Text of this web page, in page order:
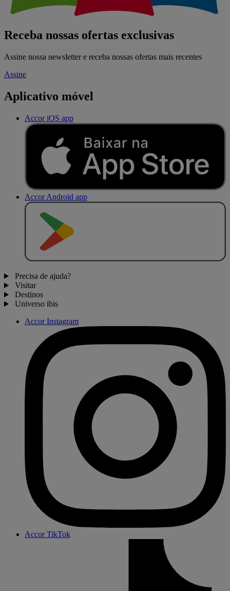
Receba nossas ofertas exclusivas
Assine nossa newsletter e receba nossas ofertas mais recentes
Assine
Aplicativo móvel
Accor iOS app
Accor Android app
Precisa de ajuda?
Visitar
Destinos
Universo ibis
Accor Instagram
Accor TikTok